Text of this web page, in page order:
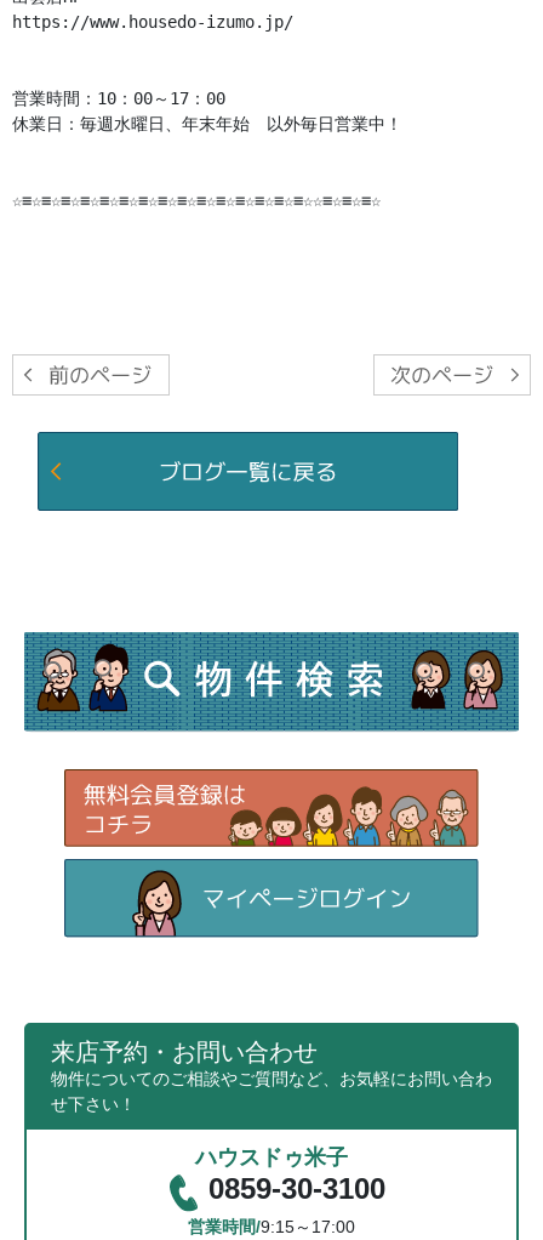
https://www.housedo-izumo.jp/
営業時間：10：00～17：00
休業日：毎週水曜日、年末年始　以外毎日営業中！
☆≡☆≡☆≡☆≡☆≡☆≡☆≡☆≡☆≡☆≡☆≡☆≡☆≡☆≡☆≡☆☆≡☆≡☆≡☆
来店予約・お問い合わせ
物件についてのご相談やご質問など、お気軽にお問い合わ
せ下さい！
ハウスドゥ米子
0859-30-3100
営業時間/9:15～17:00